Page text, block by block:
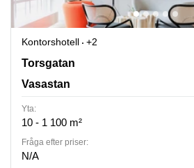
Kontorshotell
+2
Torsgatan 26, Vasastan
Torsgatan
Vasastan
Yta:
10 - 1 100 m²
Fråga efter priser:
N/A